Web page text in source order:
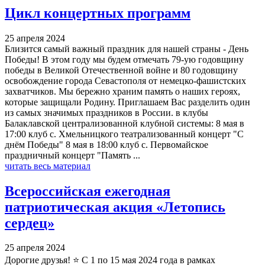
Цикл концертных программ
25 апреля 2024
Близится самый важный праздник для нашей страны - День
Победы! В этом году мы будем отмечать 79-ую годовщину
победы в Великой Отечественной войне и 80 годовщину
освобождение города Севастополя от немецко-фашистских
захватчиков. Мы бережно храним память о наших героях,
которые защищали Родину. Приглашаем Вас разделить один
из самых значимых праздников в России. в клубы
Балаклавской централизованной клубной системы: 8 мая в
17:00 клуб с. Хмельницкого театрализованный концерт "С
днём Победы" 8 мая в 18:00 клуб с. Первомайское
праздничный концерт "Память ...
читать весь материал
Всероссийская ежегодная
патриотическая акция «Летопись
сердец»
25 апреля 2024
Дорогие друзья! ⭐ С 1 по 15 мая 2024 года в рамках